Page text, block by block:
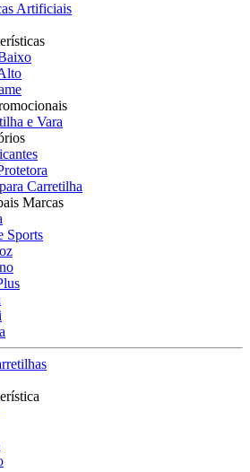
Artificiais
e Vara
Carretilha
Marcas
Sports